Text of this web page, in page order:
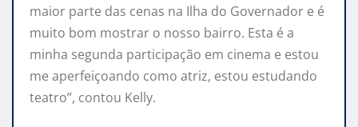
maior parte das cenas na Ilha do Governador e é
muito bom mostrar o nosso bairro. Esta é a
minha segunda participação em cinema e estou
me aperfeiçoando como atriz, estou estudando
teatro”, contou Kelly.